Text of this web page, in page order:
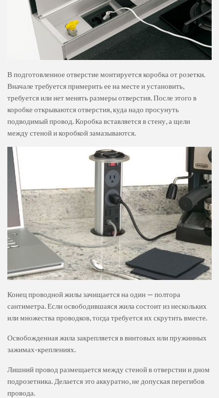
В подготовленное отверстие монтируется коробка от розетки.
Вначале требуется примерить ее на месте и установить,
требуется или нет менять размеры отверстия. После этого в
коробке открываются отверстия, куда надо просунуть
подводимый провод. Коробка вставляется в стену, а щели
между стеной и коробкой замазываются.
Конец проводной жилы зачищается на один — полтора
сантиметра. Если освободившаяся жила состоит из нескольких
или множества проводков, тогда требуется их скрутить вместе.
Освобожденная жила закрепляется в винтовых или пружинных
зажимах-креплениях.
Лишний провод размещается между стеной в отверстии и дном
подрозетника. Делается это аккуратно, не допуская перегибов
провода.